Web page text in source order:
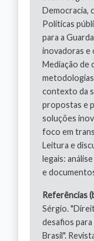
Democracia,
Políticas
para a
inovadoras e
Mediação de
contexto da
propostas e
soluções
foco em
Leitura e
legais:
e
Referências
Sérgio.
desafios
Brasil".